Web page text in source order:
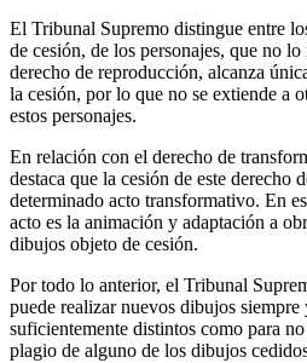
El Tribunal Supremo distingue entre
de cesión, de los personajes, que no
derecho de reproducción, alcanza
la cesión, por lo que no se extiende a
estos personajes.
En relación con el derecho de
destaca que la cesión de este derecho
determinado acto transformativo. En
acto es la animación y adaptación a
dibujos objeto de cesión.
Por todo lo anterior, el Tribunal
puede realizar nuevos dibujos siempre
suficientemente distintos como para
plagio de alguno de los dibujos